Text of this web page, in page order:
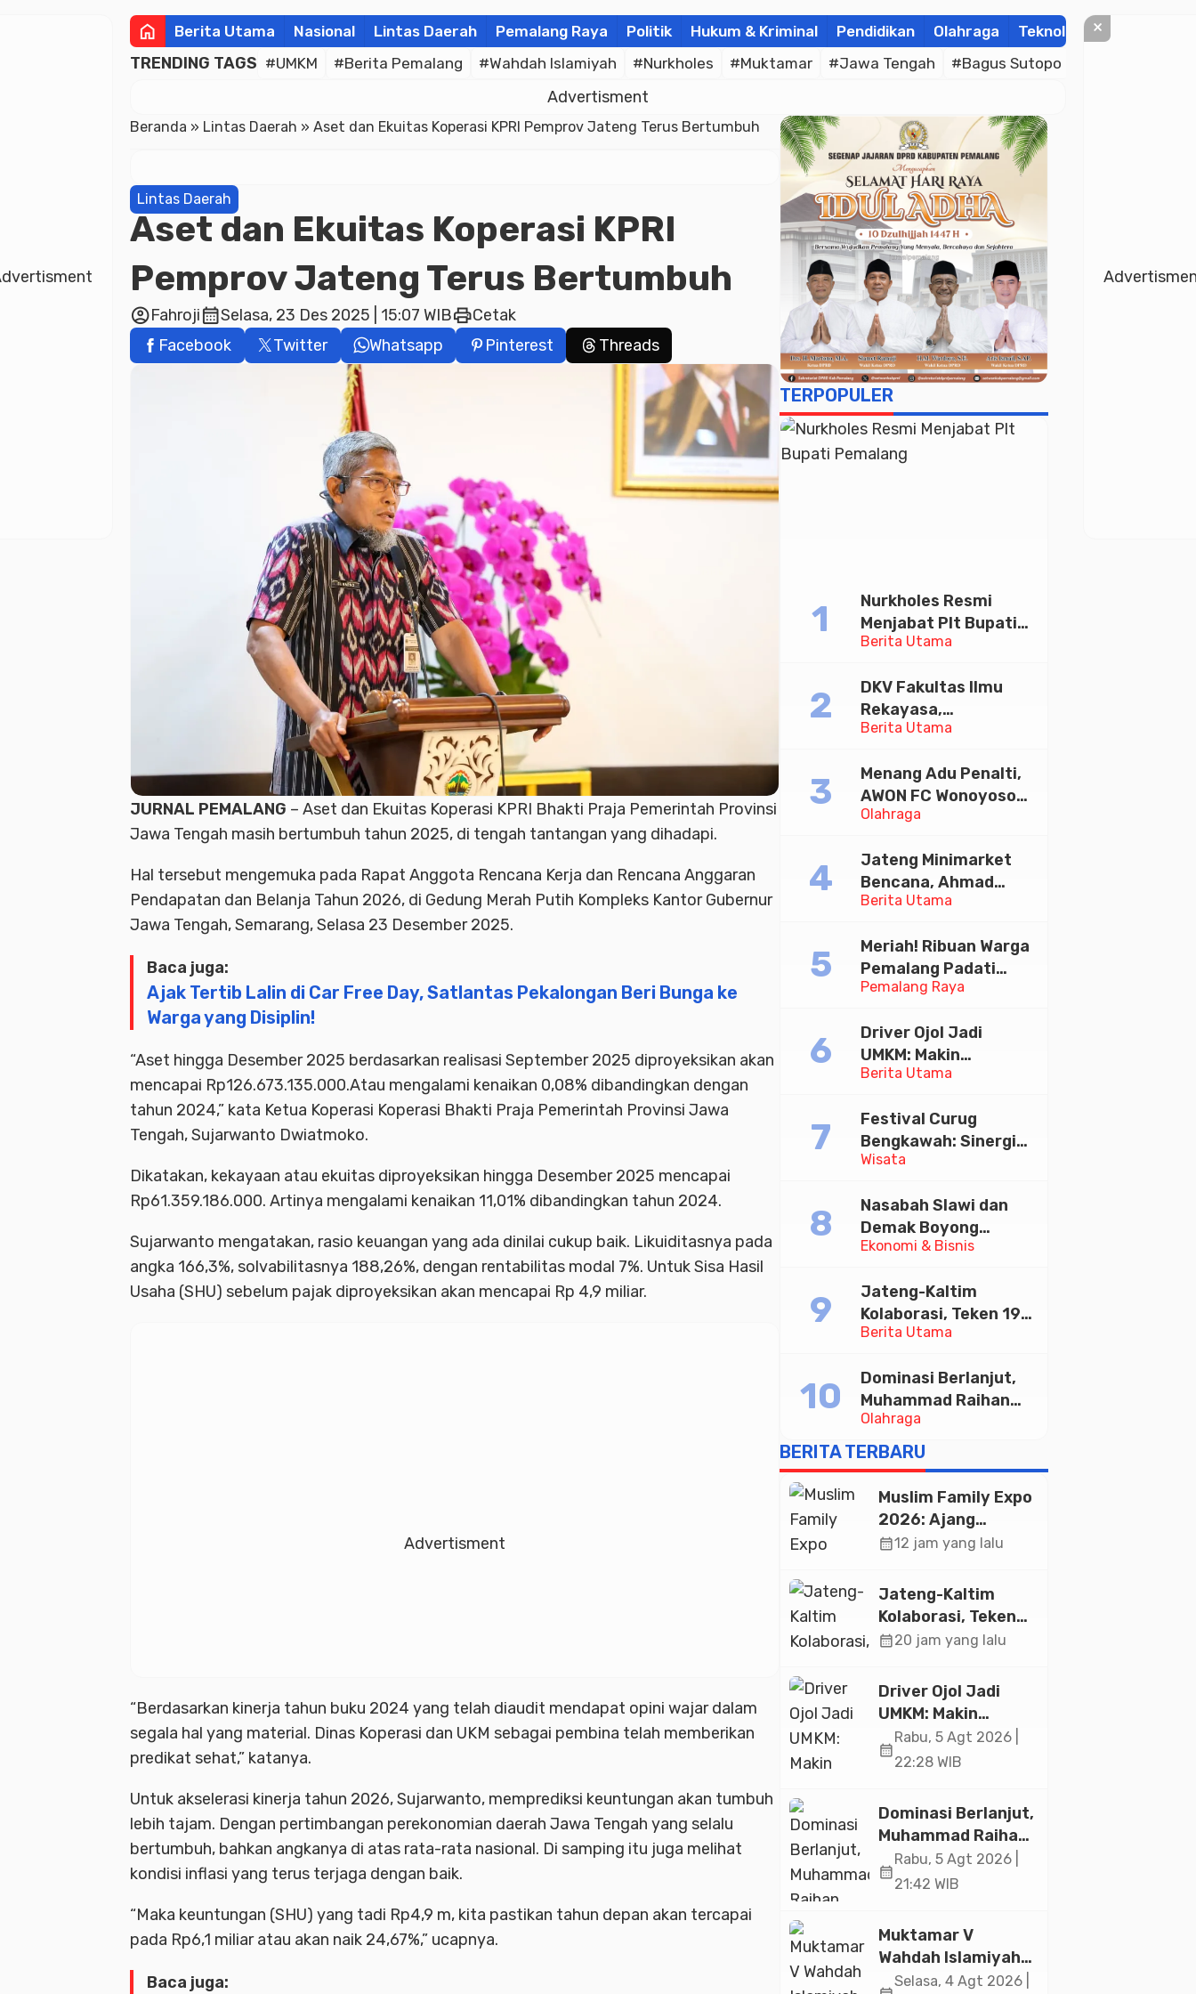
home Berita Utama Nasional Lintas Daerah Pemalang Raya Politik Hukum & Kriminal Pendidikan Olahraga Teknologi
TRENDING TAGS #UMKM #Berita Pemalang #Wahdah Islamiyah #Nurkholes #Muktamar #Jawa Tengah #Bagus Sutopo
Advertisment
Beranda » Lintas Daerah » Aset dan Ekuitas Koperasi KPRI Pemprov Jateng Terus Bertumbuh
Lintas Daerah
Aset dan Ekuitas Koperasi KPRI
Pemprov Jateng Terus Bertumbuh
account_circleFahrojicalendar_monthSelasa, 23 Des 2025 | 15:07 WIBprintCetak
Facebook
Twitter Whatsapp Pinterest Threads
JURNAL PEMALANG – Aset dan Ekuitas Koperasi KPRI Bhakti Praja Pemerintah Provinsi
Jawa Tengah masih bertumbuh tahun 2025, di tengah tantangan yang dihadapi.
Hal tersebut mengemuka pada Rapat Anggota Rencana Kerja dan Rencana Anggaran
Pendapatan dan Belanja Tahun 2026, di Gedung Merah Putih Kompleks Kantor Gubernur
Jawa Tengah, Semarang, Selasa 23 Desember 2025.
Baca juga:
Ajak Tertib Lalin di Car Free Day, Satlantas Pekalongan Beri Bunga ke
Warga yang Disiplin!
“Aset hingga Desember 2025 berdasarkan realisasi September 2025 diproyeksikan akan
mencapai Rp126.673.135.000.Atau mengalami kenaikan 0,08% dibandingkan dengan
tahun 2024,” kata Ketua Koperasi Koperasi Bhakti Praja Pemerintah Provinsi Jawa
Tengah, Sujarwanto Dwiatmoko.
Dikatakan, kekayaan atau ekuitas diproyeksikan hingga Desember 2025 mencapai
Rp61.359.186.000. Artinya mengalami kenaikan 11,01% dibandingkan tahun 2024.
Sujarwanto mengatakan, rasio keuangan yang ada dinilai cukup baik. Likuiditasnya pada
angka 166,3%, solvabilitasnya 188,26%, dengan rentabilitas modal 7%. Untuk Sisa Hasil
Usaha (SHU) sebelum pajak diproyeksikan akan mencapai Rp 4,9 miliar.
Advertisment
“Berdasarkan kinerja tahun buku 2024 yang telah diaudit mendapat opini wajar dalam
segala hal yang material. Dinas Koperasi dan UKM sebagai pembina telah memberikan
predikat sehat,” katanya.
Untuk akselerasi kinerja tahun 2026, Sujarwanto, memprediksi keuntungan akan tumbuh
lebih tajam. Dengan pertimbangan perekonomian daerah Jawa Tengah yang selalu
bertumbuh, bahkan angkanya di atas rata-rata nasional. Di samping itu juga melihat
kondisi inflasi yang terus terjaga dengan baik.
“Maka keuntungan (SHU) yang tadi Rp4,9 m, kita pastikan tahun depan akan tercapai
pada Rp6,1 miliar atau akan naik 24,67%,” ucapnya.
Baca juga:
TERPOPULER
Berita Utama
Nurkholes Resmi
Menjabat Plt Bupati
Pemalang
Berita Utama
DKV Fakultas Ilmu
Rekayasa,
Universitas
Diskusi Desain
Olahraga
Menang Adu Penalti,
AWON FC Wonoyoso
Juara Bhayangkara
Berita Utama
Jateng Minimarket
Bencana, Ahmad
Luthfi Minta PMI Jadi
Pemalang Raya
Meriah! Ribuan Warga
Pemalang Padati
Kirab Festival Kamir
Berita Utama
Driver Ojol Jadi
UMKM: Makin
Sejahtera atau
Diskusi Paramadina
Wisata
Festival Curug
Bengkawah: Sinergi
Desa Sikasur dan
Memajukan Wisata
serta UMKM Lokal
Ekonomi & Bisnis
Nasabah Slawi dan
Demak Boyong
Toyota Innova Zenix
Tabungan Bima Bank
Jateng
Berita Utama
Jateng-Kaltim
Kolaborasi, Teken 19
Kerja Sama Ekonomi
Olahraga
Dominasi Berlanjut,
Muhammad Raihan
Fadila Sabet Emas
Kyorugi di Asian
Taekwondo Indonesia
Open 2026
BERITA TERBARU
Muslim Family Expo
2026: Ajang
Silaturahim dan
Ekonomi Halal di
Jakarta
calendar_month12 jam yang lalu
Jateng-Kaltim
Kolaborasi, Teken
19 Kerja Sama
20,2 Triliun
calendar_month20 jam yang lalu
Driver Ojol Jadi
UMKM: Makin
Sejahtera atau
Merana? Ini
Paramadina
calendar_month
Rabu, 5 Agt 2026 |
22:28 WIB
Dominasi Berlanjut,
Muhammad Raihan
Fadila Sabet Emas
Kyorugi di Asian
Indonesia Open
2026
calendar_month
Rabu, 5 Agt 2026 |
21:42 WIB
Muktamar V
Wahdah Islamiyah
Akan Kukuhkan
Selasa, 4 Agt 2026 |
×